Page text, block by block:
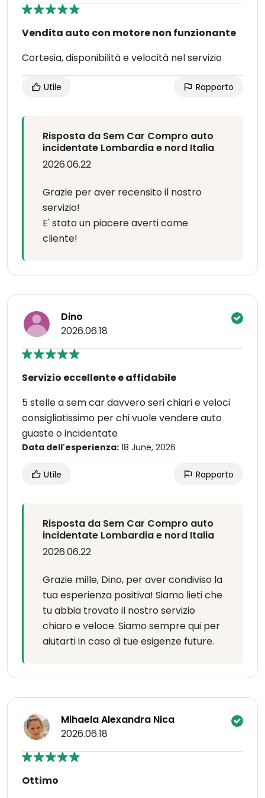
Vendita auto con motore non funzionante
Cortesia, disponibilità e velocità nel servizio
Utile Rapporto
Risposta da Sem Car Compro auto
incidentate Lombardia e nord Italia
2026.06.22
Grazie per aver recensito il nostro
servizio!
E' stato un piacere averti come
cliente!
Dino
2026.06.18
Servizio eccellente e affidabile
5 stelle a sem car davvero seri chiari e veloci
consigliatissimo per chi vuole vendere auto
guaste o incidentate
Data dell'esperienza: 18 June, 2026
Utile Rapporto
Risposta da Sem Car Compro auto
incidentate Lombardia e nord Italia
2026.06.22
Grazie mille, Dino, per aver condiviso la
tua esperienza positiva! Siamo lieti che
tu abbia trovato il nostro servizio
chiaro e veloce. Siamo sempre qui per
aiutarti in caso di tue esigenze future.
Mihaela Alexandra Nica
2026.06.18
Ottimo